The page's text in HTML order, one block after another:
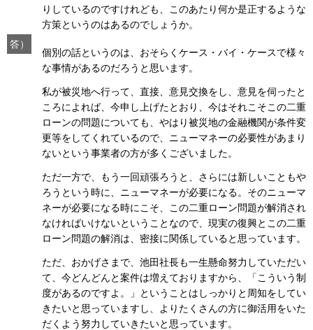
りしているのですけれども、このあたり何か是正するような
方策というのはあるのでしょうか。
答）
個別の話というのは、おそらくケース・バイ・ケースで様々
な事情があるのだろうと思います。
私が被災地へ行って、直接、意見交換をし、意見を伺ったと
ころによれば、今申し上げたとおり、今はそれこそこの二重
ローンの問題についても、やはり被災地の金融機関が条件変
更等をしてくれているので、ニューマネーの必要性があまり
ないという事業者の方が多くございました。
ただ一方で、もう一回頑張ろうと、さらには新しいこともや
ろうという時に、ニューマネーが必要になる。そのニューマ
ネーが必要になる時にこそ、この二重ローン問題が解消され
なければいけないということなので、現実の復興とこの二重
ローン問題の解消は、密接に関係していると思っています。
ただ、おかげさまで、池田社長も一生懸命努力していただい
て、今どんどんと案件は増えておりますから、「こういう制
度があるのですよ。」ということはしっかりと周知をしてい
きたいと思っていますし、よりたくさんの方に御活用をいた
だくよう努力していきたいと思っています。